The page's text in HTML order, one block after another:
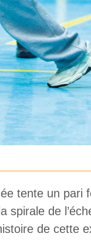
tente un pari
spirale de
de cette